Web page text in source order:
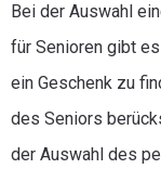
Bei der Auswahl
für Senioren gibt
ein Geschenk zu
des Seniors
der Auswahl des